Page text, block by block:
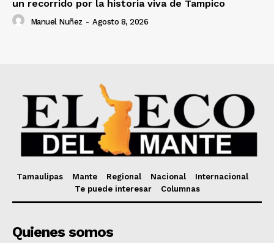
un recorrido por la historia viva de Tampico
Manuel Nuñez - Agosto 8, 2026
Tamaulipas Mante Regional Nacional
Internacional
Te puede interesar
Columnas
Quienes somos